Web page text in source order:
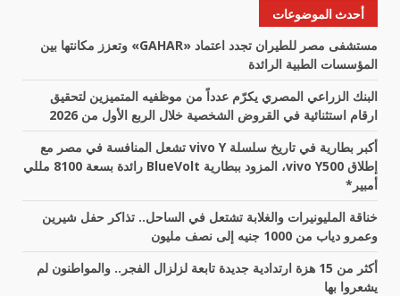
أحدث الموضوعات
مستشفى مصر للطيران تجدد اعتماد «GAHAR» وتعزز مكانتها بين
المؤسسات الطبية الرائدة
البنك الزراعي المصري يكرّم عدداً من موظفيه المتميزين لتحقيق
ارقام استثنائية في القروض الشخصية خلال الربع الأول من 2026
أكبر بطارية في تاريخ سلسلة vivo Y تشعل المنافسة في مصر مع
إطلاق vivo Y500، المزود ببطارية BlueVolt رائدة بسعة 8100 مللي
أمبير*
خناقة المليونيرات والغلابة تشتعل في الساحل.. تذاكر حفل شيرين
وعمرو دياب من 1000 جنيه إلى نصف مليون
أكثر من 15 هزة ارتدادية جديدة تابعة لزلزال الفجر.. والمواطنون لم
يشعروا بها